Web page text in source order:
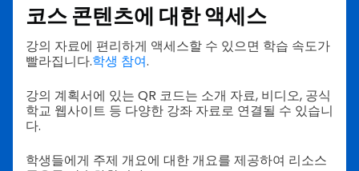
코스 콘텐츠에 대한 액세스
강의 자료에 편리하게 액세스할 수 있으면 학습 속도가
빨라집니다.학생 참여.
강의 계획서에 있는 QR 코드는 소개 자료, 비디오, 공식
학교 웹사이트 등 다양한 강좌 자료로 연결될 수 있습니
다.
학생들에게 주제 개요에 대한 개요를 제공하여 리소스